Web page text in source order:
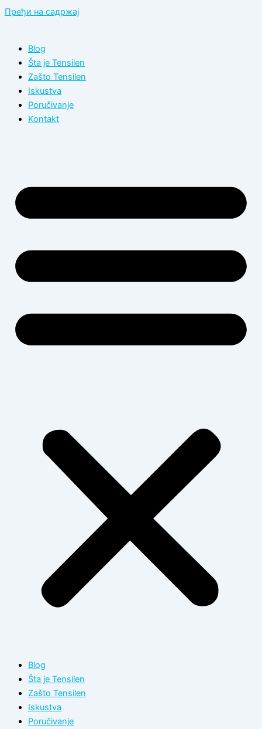
Пређи на садржај
Blog
Šta je Tensilen
Zašto Tensilen
Iskustva
Poručivanje
Kontakt
Blog
Šta je Tensilen
Zašto Tensilen
Iskustva
Poručivanje